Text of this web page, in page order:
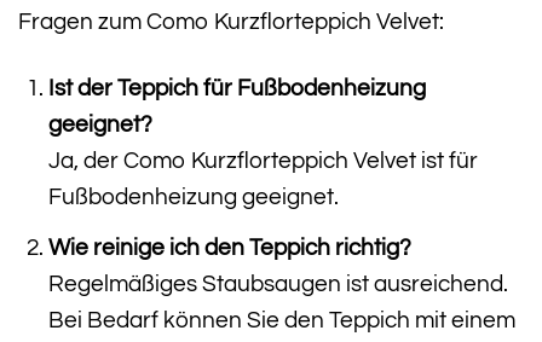
Fragen zum Como Kurzflorteppich Velvet:
Ist der Teppich für Fußbodenheizung
geeignet?
Ja, der Como Kurzflorteppich Velvet ist für
Fußbodenheizung geeignet.
Wie reinige ich den Teppich richtig?
Regelmäßiges Staubsaugen ist ausreichend.
Bei Bedarf können Sie den Teppich mit einem